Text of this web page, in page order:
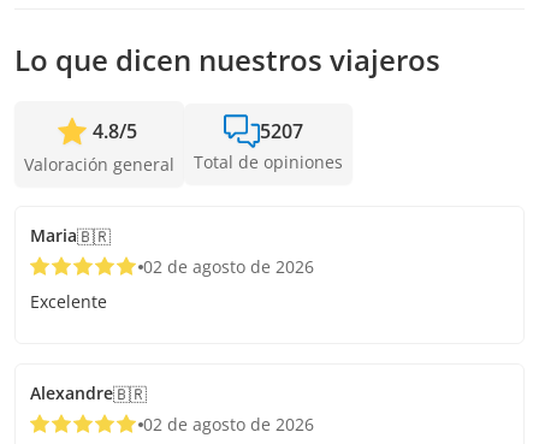
Lo que dicen nuestros viajeros
4.8/5
Valoración general
5207
Total de opiniones
Maria🇧🇷
02 de agosto de 2026
Excelente
Alexandre🇧🇷
02 de agosto de 2026